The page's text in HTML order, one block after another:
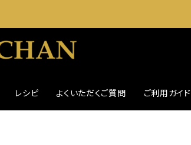
レシピ よくいただくご質問 ご利用ガイド